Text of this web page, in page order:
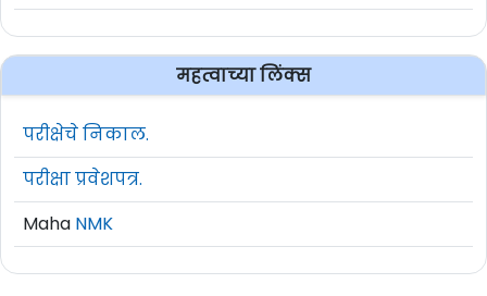
महत्वाच्या लिंक्स
परीक्षेचे निकाल.
परीक्षा प्रवेशपत्र.
Maha NMK